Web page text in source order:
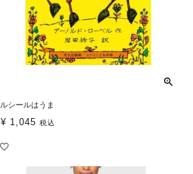
ルシールはうま
¥ 1,045 税込